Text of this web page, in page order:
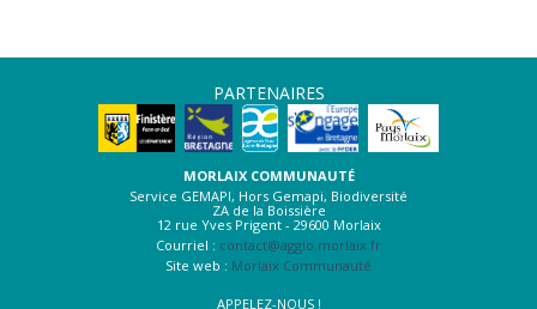
PARTENAIRES
MORLAIX COMMUNAUTÉ
Service GEMAPI, Hors Gemapi, Biodiversité
ZA de la Boissière
12 rue Yves Prigent - 29600 Morlaix
Courriel : contact@agglo.morlaix.fr
Site web : Morlaix Communauté
APPELEZ-NOUS !